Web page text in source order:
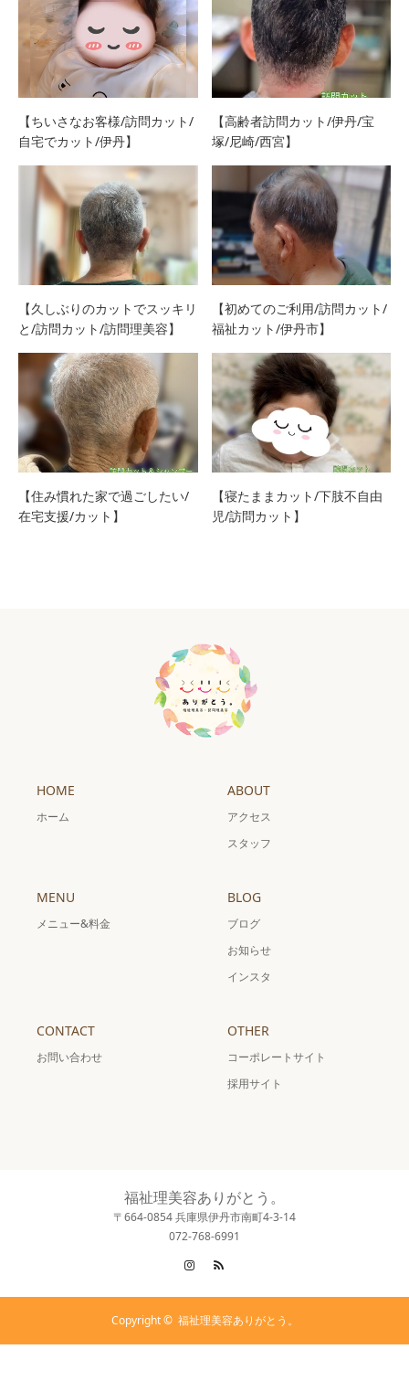
【ちいさなお客様/訪問カット/
自宅でカット/伊丹】
【高齢者訪問カット/伊丹/宝
塚/尼崎/西宮】
【久しぶりのカットでスッキリ
と/訪問カット/訪問理美容】
【初めてのご利用/訪問カット/
福祉カット/伊丹市】
【住み慣れた家で過ごしたい/
在宅支援/カット】
【寝たままカット/下肢不自由
児/訪問カット】
HOME
ホーム
ABOUT
アクセス
スタッフ
MENU
メニュー&料金
BLOG
ブログ
お知らせ
インスタ
CONTACT
お問い合わせ
OTHER
コーポレートサイト
採用サイト
福祉理美容ありがとう。
〒664-0854 兵庫県伊丹市南町4-3-14
072-768-6991
Instagram
Copyright © 福祉理美容ありがとう。